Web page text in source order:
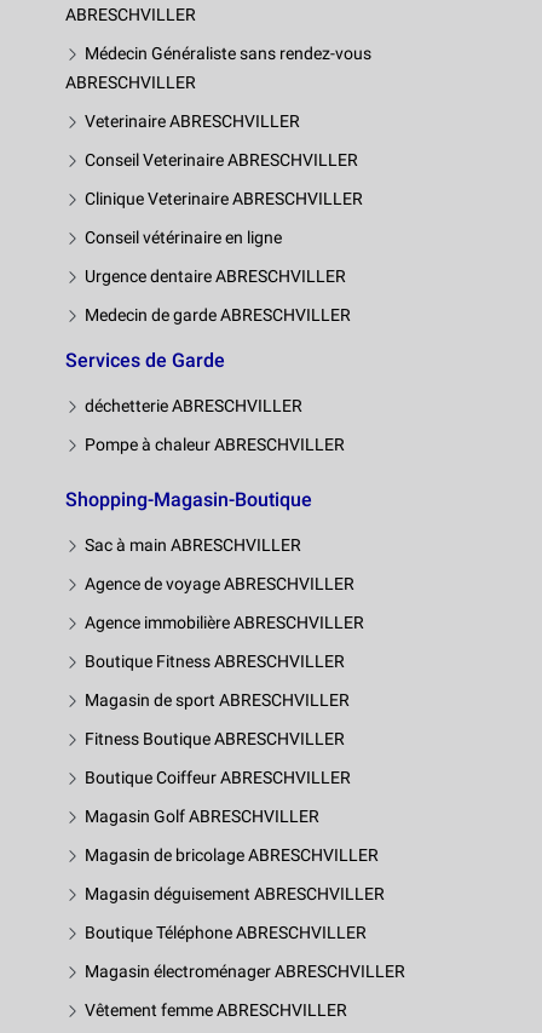
ABRESCHVILLER
Médecin Généraliste sans rendez-vous
ABRESCHVILLER
Veterinaire ABRESCHVILLER
Conseil Veterinaire ABRESCHVILLER
Clinique Veterinaire ABRESCHVILLER
Conseil vétérinaire en ligne
Urgence dentaire ABRESCHVILLER
Medecin de garde ABRESCHVILLER
Services de Garde
déchetterie ABRESCHVILLER
Pompe à chaleur ABRESCHVILLER
Shopping-Magasin-Boutique
Sac à main ABRESCHVILLER
Agence de voyage ABRESCHVILLER
Agence immobilière ABRESCHVILLER
Boutique Fitness ABRESCHVILLER
Magasin de sport ABRESCHVILLER
Fitness Boutique ABRESCHVILLER
Boutique Coiffeur ABRESCHVILLER
Magasin Golf ABRESCHVILLER
Magasin de bricolage ABRESCHVILLER
Magasin déguisement ABRESCHVILLER
Boutique Téléphone ABRESCHVILLER
Magasin électroménager ABRESCHVILLER
Vêtement femme ABRESCHVILLER